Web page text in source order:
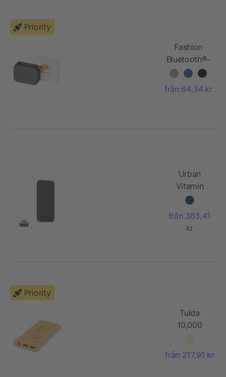
Priority
Fashion
Bluetooth®-
högtalare i
från 64,34 kr
Urban
Vitamin
San Mateo
45W 20
000 mAh
Powerbank
från 363,41
kr
Priority
Tulda
10,000
powerbank
i bambu
från 217,91 kr